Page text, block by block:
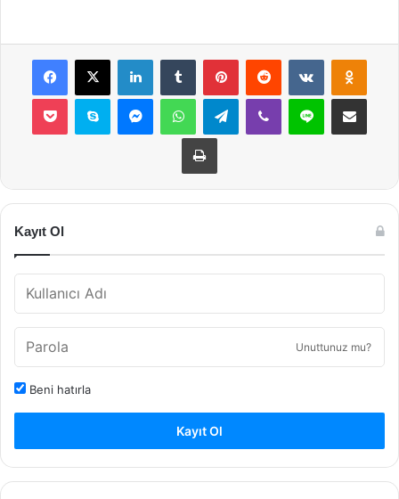
Facebook
X LinkedInTumblr PinterestReddit VKontakte
Pocket Skype MessengerWhatsAppTelegramViber Line E-Posta ile
Yazdır
Kayıt Ol
Unuttunuz mu?
Beni hatırla
Kayıt Ol